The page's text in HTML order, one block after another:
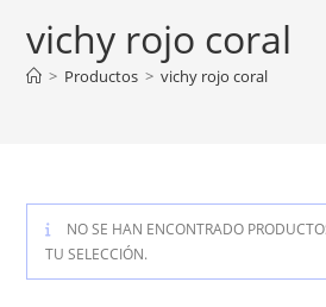
vichy rojo coral
> Productos > vichy rojo coral
NO SE HAN ENCONTRADO
TU SELECCIÓN.